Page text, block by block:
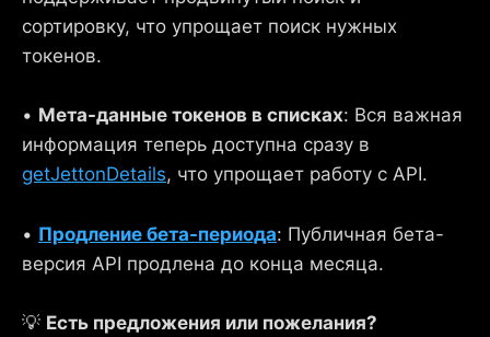
сортировку, что упрощает поиск нужных
токенов.
• Мета-данные токенов в списках: Вся важная
информация теперь доступна сразу в
getJettonDetails, что упрощает работу с API.
• Продление бета-периода: Публичная бета-
версия API продлена до конца месяца.
💡 Есть предложения или пожелания?